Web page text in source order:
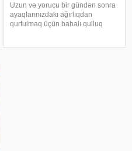
Uzun və yorucu bir gündən sonra
ayaqlarınızdakı ağırlıqdan
qurtulmaq üçün bahalı qulluq